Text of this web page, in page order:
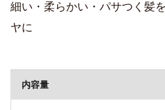
細い・柔らかい・パサつく髪
ヤに
内容量